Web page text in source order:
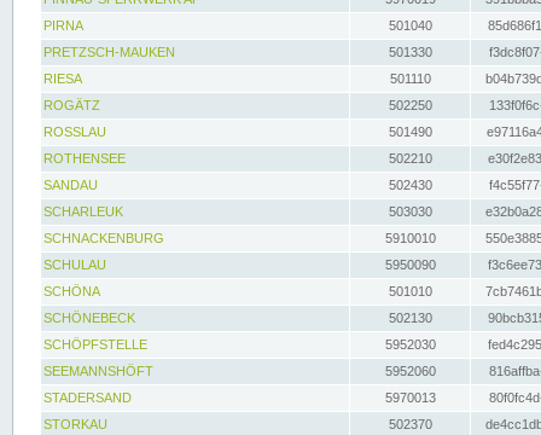
PIRNA
501040
PRETZSCH-MAUKEN
501330
RIESA
501110
ROGÄTZ
502250
ROSSLAU
501490
ROTHENSEE
502210
SANDAU
502430
SCHARLEUK
503030
SCHNACKENBURG
5910010
SCHULAU
5950090
SCHÖNA
501010
SCHÖNEBECK
502130
SCHÖPFSTELLE
5952030
SEEMANNSHÖFT
5952060
STADERSAND
5970013
STORKAU
502370